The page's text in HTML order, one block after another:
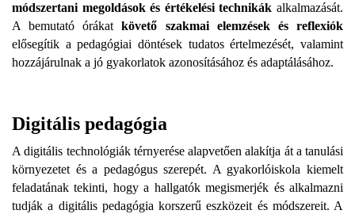
módszertani megoldások és értékelési technikák alkalmazását.
A bemutató órákatkövető szakmai elemzések és reflexiók
elősegítik a pedagógiai döntések tudatos értelmezését, valamint
hozzájárulnak a jó gyakorlatok azonosításához és adaptálásához.
Digitális pedagógia
A digitális technológiák térnyerése alapvetően alakítja át a tanulási
környezetet és a pedagógus szerepét. A gyakorlóiskola kiemelt
feladatának tekinti, hogy a hallgatók megismerjék és alkalmazni
tudják a digitális pedagógia korszerű eszközeit és módszereit. A